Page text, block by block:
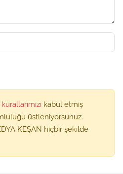
kabul etmiş
üstleniyorsunuz.
KEŞAN hiçbir şekilde